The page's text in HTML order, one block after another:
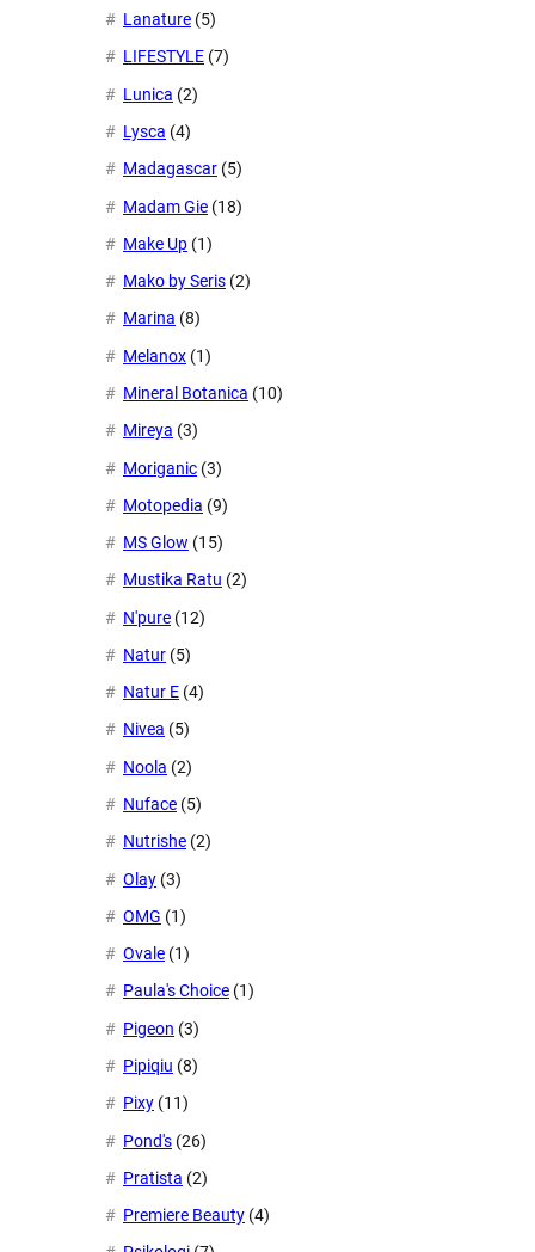
Lanature (5)
LIFESTYLE (7)
Lunica (2)
Lysca (4)
Madagascar (5)
Madam Gie (18)
Make Up (1)
Mako by Seris (2)
Marina (8)
Melanox (1)
Mineral Botanica (10)
Mireya (3)
Moriganic (3)
Motopedia (9)
MS Glow (15)
Mustika Ratu (2)
N'pure (12)
Natur (5)
Natur E (4)
Nivea (5)
Noola (2)
Nuface (5)
Nutrishe (2)
Olay (3)
OMG (1)
Ovale (1)
Paula's Choice (1)
Pigeon (3)
Pipiqiu (8)
Pixy (11)
Pond's (26)
Pratista (2)
Premiere Beauty (4)